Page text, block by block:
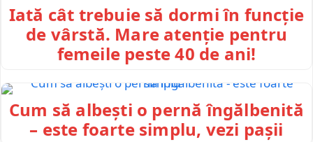
Iată cât trebuie să dormi în funcție
de vârstă. Mare atenție pentru
femeile peste 40 de ani!
Cum să albești o pernă îngălbenită
– este foarte simplu, vezi pașii